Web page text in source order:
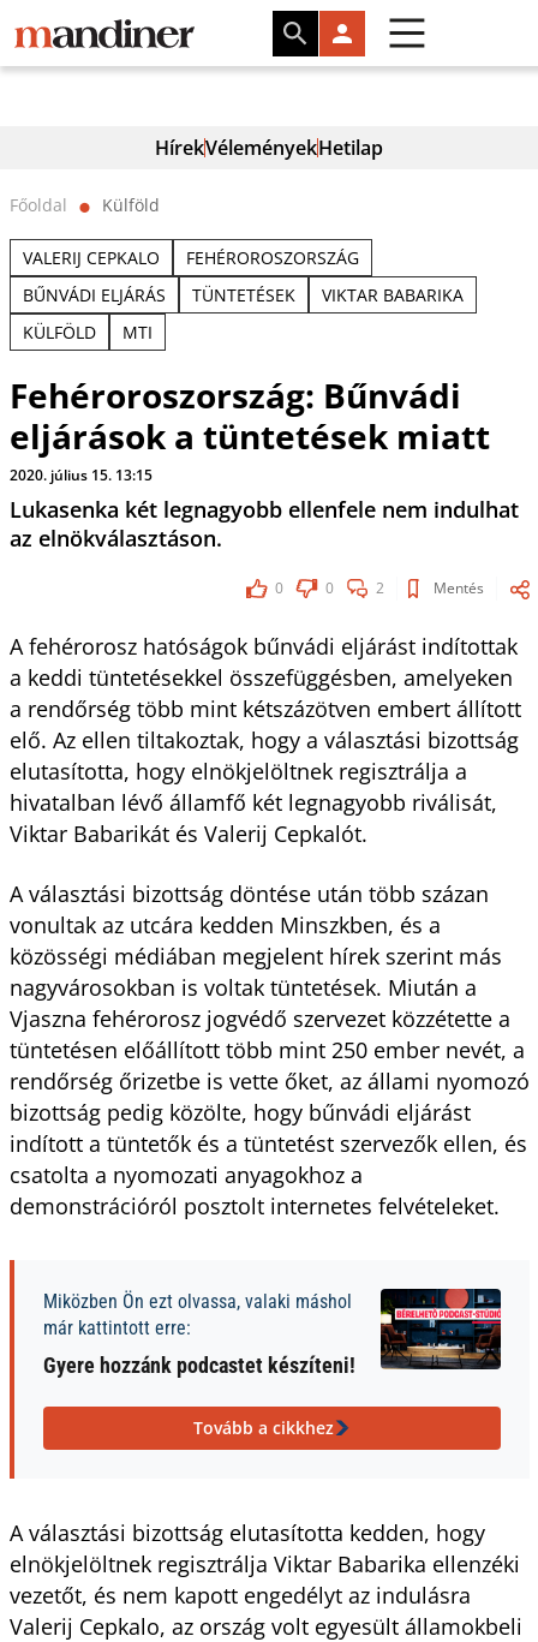
HírekVéleményekHetilap
Főoldal ⬤ Külföld
VALERIJ CEPKALO
FEHÉROROSZORSZÁG
BŰNVÁDI ELJÁRÁS
TÜNTETÉSEK
VIKTAR BABARIKA
KÜLFÖLD
MTI
Fehéroroszország: Bűnvádi
eljárások a tüntetések miatt
2020. július 15. 13:15
Lukasenka két legnagyobb ellenfele nem indulhat
az elnökválasztáson.
0 0 2 Mentés
A fehérorosz hatóságok bűnvádi eljárást indítottak
a keddi tüntetésekkel összefüggésben, amelyeken
a rendőrség több mint kétszázötven embert állított
elő. Az ellen tiltakoztak, hogy a választási bizottság
elutasította, hogy elnökjelöltnek regisztrálja a
hivatalban lévő államfő két legnagyobb riválisát,
Viktar Babarikát és Valerij Cepkalót.
A választási bizottság döntése után több százan
vonultak az utcára kedden Minszkben, és a
közösségi médiában megjelent hírek szerint más
nagyvárosokban is voltak tüntetések. Miután a
Vjaszna fehérorosz jogvédő szervezet közzétette a
tüntetésen előállított több mint 250 ember nevét, a
rendőrség őrizetbe is vette őket, az állami nyomozó
bizottság pedig közölte, hogy bűnvádi eljárást
indított a tüntetők és a tüntetést szervezők ellen, és
csatolta a nyomozati anyagokhoz a
demonstrációról posztolt internetes felvételeket.
Miközben Ön ezt olvassa, valaki máshol
már kattintott erre:
Gyere hozzánk podcastet készíteni!
Tovább a cikkhez
A választási bizottság elutasította kedden, hogy
elnökjelöltnek regisztrálja Viktar Babarika ellenzéki
vezetőt, és nem kapott engedélyt az indulásra
Valerij Cepkalo, az ország volt egyesült államokbeli